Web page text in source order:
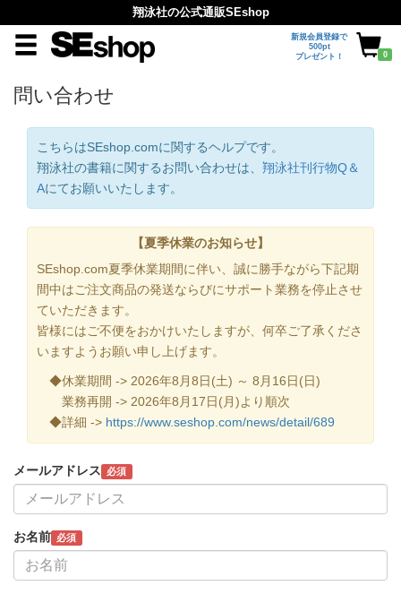
翔泳社の公式通販SEshop
新規会員登録で
500pt
プレゼント！
0
問い合わせ
こちらはSEshop.comに関するヘルプです。
翔泳社の書籍に関するお問い合わせは、 翔泳社刊行物Q＆
Aにてお願いいたします。
【夏季休業のお知らせ】
SEshop.com夏季休業期間に伴い、誠に勝手ながら下記期
間中はご注文商品の発送ならびにサポート業務を停止させ
ていただきます。
皆様にはご不便をおかけいたしますが、何卒ご了承くださ
いますようお願い申し上げます。
◆休業期間 -> 2026年8月8日(土) ～ 8月16日(日)
業務再開 -> 2026年8月17日(月)より順次
◆詳細 -> https://www.seshop.com/news/detail/689
メールアドレス 必須
お名前 必須